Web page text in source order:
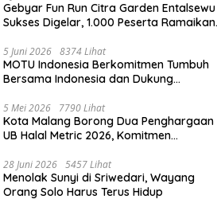
Gebyar Fun Run Citra Garden Entalsewu
Sukses Digelar, 1.000 Peserta Ramaikan
5 Juni 2026 8374 Lihat
MOTU Indonesia Berkomitmen Tumbuh
Bersama Indonesia dan Dukung
5 Mei 2026 7790 Lihat
Kota Malang Borong Dua Penghargaan
UB Halal Metric 2026, Komitmen
28 Juni 2026 5457 Lihat
Menolak Sunyi di Sriwedari, Wayang
Orang Solo Harus Terus Hidup